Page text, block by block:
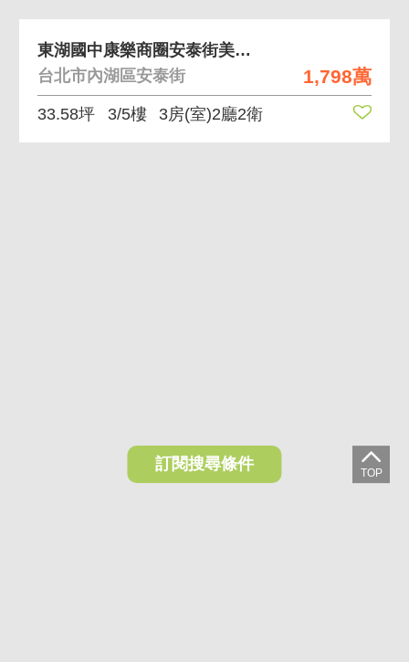
1,798萬
東湖國中康樂商圈安泰街美寓3F
台北市內湖區安泰街
33.58坪 3/5樓 3房(室)2廳2衛
訂閱搜尋條件